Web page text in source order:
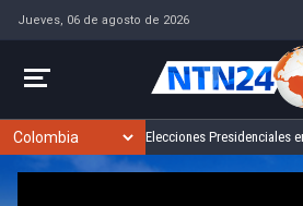
Jueves, 06 de agosto de 2026
Elecciones Presidenciales